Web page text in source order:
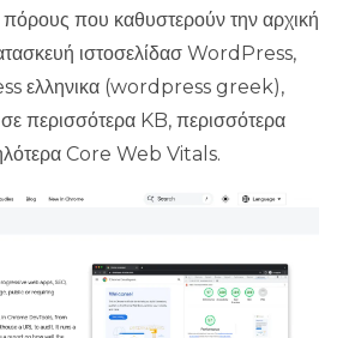
που καθυστερούν την αρχική
ιστοσελίδασ WordPress,
ελληνικα (wordpress greek),
σε περισσότερα KB, περισσότερα
Core Web Vitals.